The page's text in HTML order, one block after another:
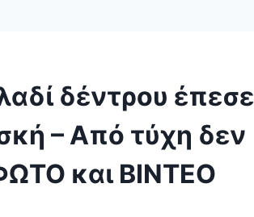
δέντρου έπεσε
– Από τύχη δεν
και ΒΙΝΤΕΟ